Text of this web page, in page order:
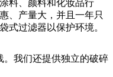
料、颜料和化妆品行
、产量大，并且一年只
式过滤器以保护环境。
。我们还提供独立的破碎